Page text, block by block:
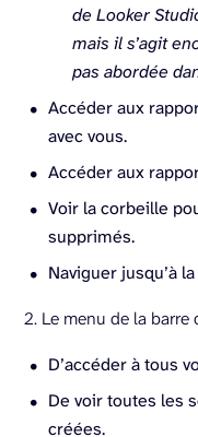
de Looker
mais il s’agit
pas abordée
Accéder aux
avec vous.
Accéder aux
Voir la corbeille
supprimés.
Naviguer jusqu’à
2. Le menu de la barre
D’accéder à tous
De voir toutes les
créées.